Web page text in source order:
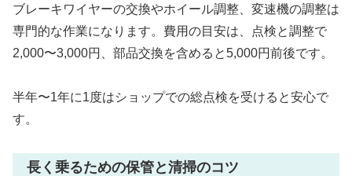
ブレーキワイヤーの交換やホイール調整、変速機の調整は
専門的な作業になります。費用の目安は、点検と調整で
2,000〜3,000円、部品交換を含めると5,000円前後です。
半年〜1年に1度はショップでの総点検を受けると安心で
す。
長く乗るための保管と清掃のコツ